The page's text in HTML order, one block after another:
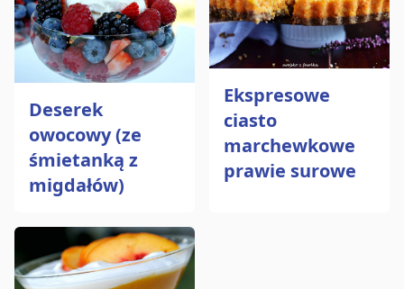
Deserek
owocowy (ze
śmietanką z
migdałów)
Ekspresowe
ciasto
marchewkowe
prawie surowe